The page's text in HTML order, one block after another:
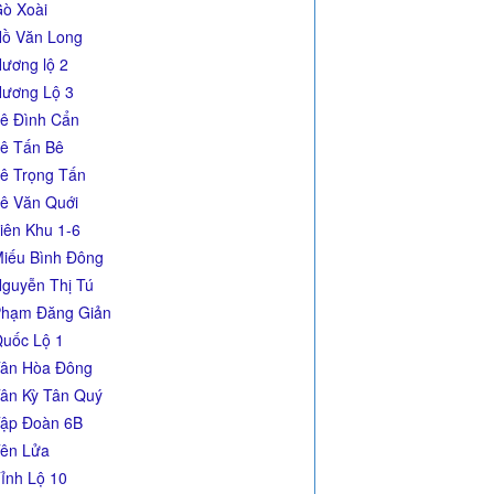
Xoài
Văn Long
lộ 2
Lộ 3
Đình Cẩn
Tấn Bê
Trọng Tấn
Văn Quới
Khu 1-6
Bình Đông
Thị Tú
Đăng Giản
Lộ 1
Hòa Đông
Kỳ Tân Quý
Đoàn 6B
Lửa
Lộ 10